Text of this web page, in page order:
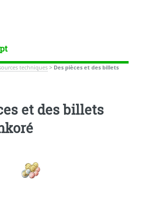
techniques> Des pièces et des billets
et des billets